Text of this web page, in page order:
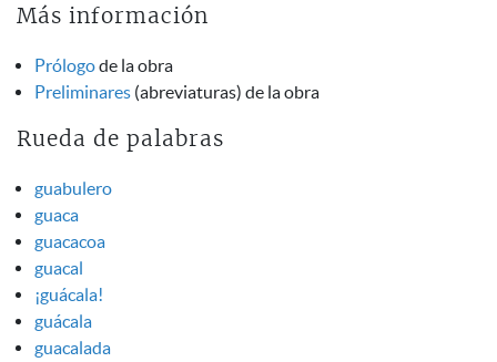
Más información
Prólogode la obra
Preliminares (abreviaturas) de la obra
Rueda de palabras
guabulero
guaca
guacacoa
guacal
¡guácala!
guácala
guacalada